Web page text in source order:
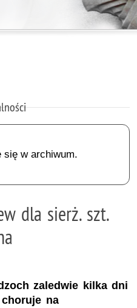
się w archiwum.
dla sierż. szt.
zaledwie kilka dni
na